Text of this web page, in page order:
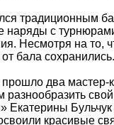
традиционным
с
Несмотря на
бала сохранились.
два мастер-
Екатерины
красивые